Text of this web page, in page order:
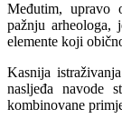
Međutim, upravo
pažnju
elemente koji
Kasnija
nasljeđa navode
kombinovane